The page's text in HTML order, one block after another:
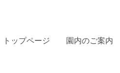
トップページ 園内のご案内